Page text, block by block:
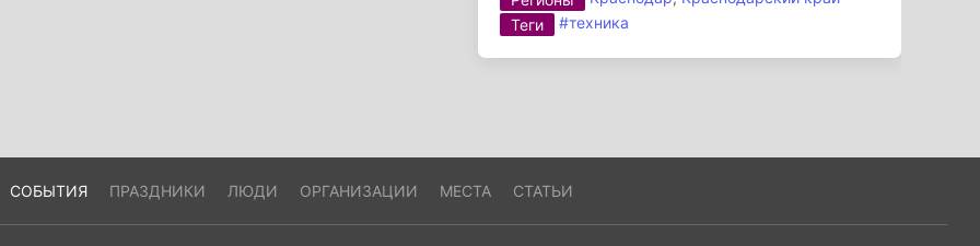
Теги
#техника
СОБЫТИЯ ПРАЗДНИКИ ЛЮДИ ОРГАНИЗАЦИИ МЕСТА СТАТЬИ